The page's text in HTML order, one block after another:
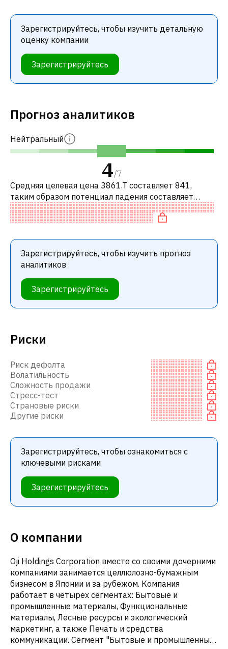
Риски
Риск дефолта
Волатильность
Сложность продажи
Стресс-тест
Страновые риски
Другие риски
Зарегистрируйтесь, чтобы ознакомиться с
ключевыми рисками
Зарегистрируйтесь
О компании
Oji Holdings Corporation вместе со своими дочерними
компаниями занимается целлюлозно-бумажным
бизнесом в Японии и за рубежом. Компания
работает в четырех сегментах: Бытовые и
промышленные материалы, Функциональные
материалы, Лесные ресурсы и экологический
маркетинг, а также Печать и средства
коммуникации. Сегмент "Бытовые и промышленные
Зарегистрируйтесь, чтобы изучить детальную
оценку компании
Зарегистрируйтесь
Прогноз аналитиков
Нейтральный
4/7
Средняя целевая цена 3861.T составляет 841,
таким образом потенциал падения составляет
3.61%. Обычно это означает рекомендацию
«ПРОДАВАТЬ» среди инвестиционных компаний и
Зарегистрируйтесь, чтобы изучить прогноз
аналитиков
Зарегистрируйтесь